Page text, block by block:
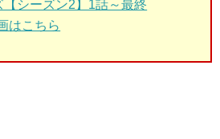
シーズン2】1話～最終
はこちら